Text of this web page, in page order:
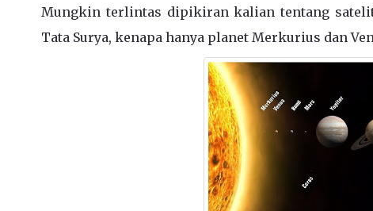
Mungkin terlintas dipikiran kalian tentang
Tata Surya, kenapa hanya planet Merkurius dan